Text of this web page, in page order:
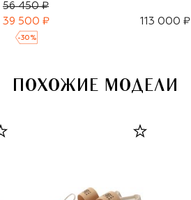
56 450 ₽
39 500 ₽
-30 %
113 000 ₽
ПОХОЖИЕ МОДЕЛИ